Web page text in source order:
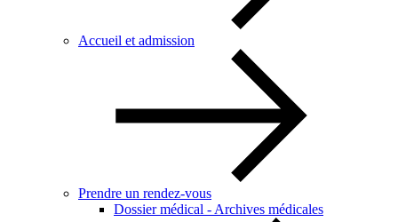
Accueil et admission
Prendre un rendez-vous
Dossier médical - Archives médicales